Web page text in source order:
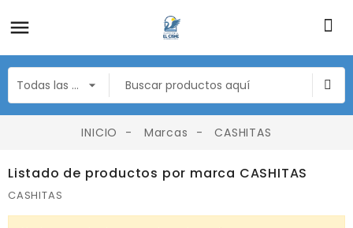
INICIO Marcas CASHITAS
Listado de productos por marca CASHITAS
CASHITAS